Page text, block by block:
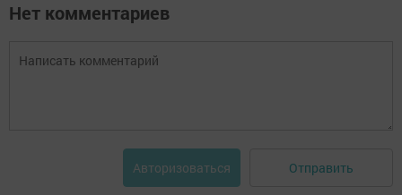
Нет комментариев
Авторизоваться Отправить